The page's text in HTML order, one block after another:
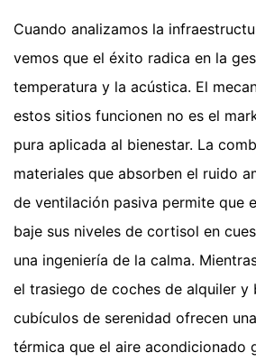
Cuando analizamos la
vemos que el éxito radica en la
temperatura y la acústica. El
estos sitios funcionen no es el
pura aplicada al bienestar. La
materiales que absorben el ruido
de ventilación pasiva permite que
baje sus niveles de cortisol en
una ingeniería de la calma.
el trasiego de coches de alquiler y
cubículos de serenidad ofrecen
térmica que el aire acondicionado